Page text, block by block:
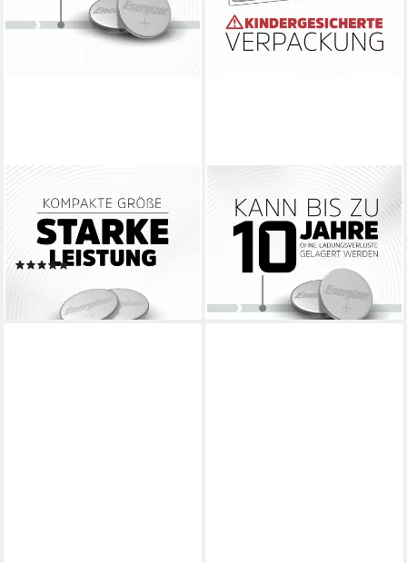
ENERGIZER
Energizer Knopfzelle CR
2025 Ultimate Lithium, 3
Knopfzelle
(1)
lieferbar - in 3-4 Werktagen bei dir
Energizer Knopfzelle CR2032
3 V 4 St. 240 mAh Lithium
CR2032 Knopfzelle
ab 5,83 €
lieferbar - in 2-3 Werktagen bei dir